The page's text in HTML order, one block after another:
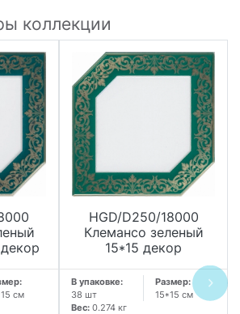
коллекции
см
HGD/D250/18000
Клемансо зеленый
15*15 декор
В упаковке:
38 шт
Размер:
15*15 см
Вес: 0.274 кг